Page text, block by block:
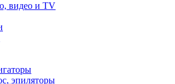
видео и TV
эпиляторы